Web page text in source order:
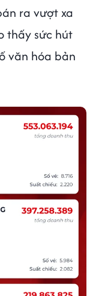
ra vượt xa
thấy sức hút
văn hóa bản